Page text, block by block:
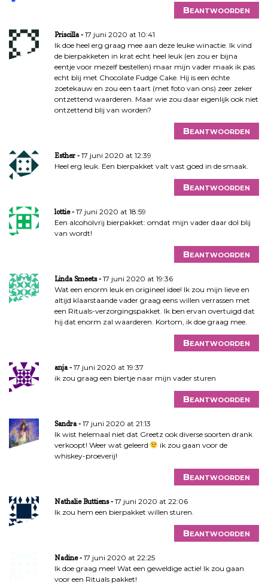
Beantwoorden
Priscilla
17 juni 2020 at 10:41
Ik doe heel erg graag mee aan deze leuke winactie. Ik vind
de bierpakketen in krat echt heel leuk (en zou er bijna
eentje voor mezelf bestellen) maar mijn vader maak ik pas
echt blij met Chocolate Fudge Cake. Hij is een échte
zoetekauw en zou een taart (met foto van ons) zeer zeker
ontzettend waarderen. Maar wie zou daar eigenlijk ook niet
ontzettend blij van worden?
Beantwoorden
Esther
17 juni 2020 at 12:39
Heel erg leuk. Een bierpakket valt vast goed in de smaak.
Beantwoorden
lottie
17 juni 2020 at 18:59
Een alcoholvrij bierpakket: omdat mijn vader daar dol blij
van wordt!
Beantwoorden
Linda Smeets
17 juni 2020 at 19:36
Wat een enorm leuk en origineel idee! Ik zou mijn lieve en
altijd klaarstaande vader graag eens willen verrassen met
een Rituals-verzorgingspakket. Ik ben ervan overtuigd dat
hij dat enorm zal waarderen. Kortom, ik doe graag mee.
Beantwoorden
anja
17 juni 2020 at 19:37
ik zou graag een biertje naar mijn vader sturen
Beantwoorden
Sandra
17 juni 2020 at 21:13
Ik wist helemaal niet dat Greetz ook diverse soorten drank
verkoopt! Weer wat geleerd
ik zou gaan voor de
whiskey-proeverij!
Beantwoorden
Nathalie Buttiens
17 juni 2020 at 22:06
Ik zou hem een bierpakket willen sturen.
Beantwoorden
Nadine
17 juni 2020 at 22:25
Ik doe graag mee! Wat een geweldige actie! Ik zou gaan
voor een Rituals pakket!